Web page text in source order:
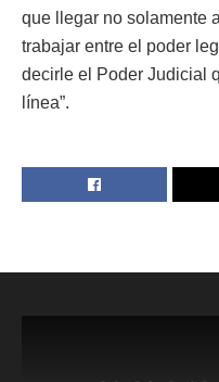
que llegar no solamente
trabajar entre el poder
decirle el Poder Judicial
línea”.